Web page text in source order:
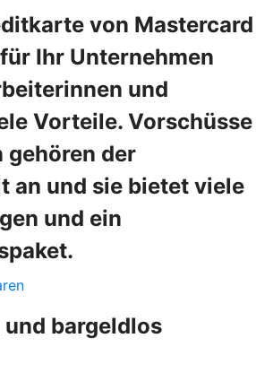
von Mastercard
Ihr Unternehmen
und
Vorteile. Vorschüsse
gehören der
an und sie bietet viele
und ein
und bargeldlos